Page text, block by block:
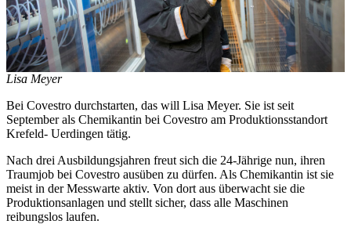
Lisa Meyer
Bei Covestro durchstarten, das will Lisa Meyer. Sie ist seit
September als Chemikantin bei Covestro am Produktionsstandort
Krefeld- Uerdingen tätig.
Nach drei Ausbildungsjahren freut sich die 24-Jährige nun, ihren
Traumjob bei Covestro ausüben zu dürfen. Als Chemikantin ist sie
meist in der Messwarte aktiv. Von dort aus überwacht sie die
Produktionsanlagen und stellt sicher, dass alle Maschinen
reibungslos laufen.